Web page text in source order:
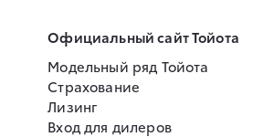
Официальный сайт Тойота
Модельный ряд Тойота
Страхование
Лизинг
Вход для дилеров